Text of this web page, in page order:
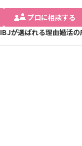
プロに相談する
IBJが選ばれる理由婚活の